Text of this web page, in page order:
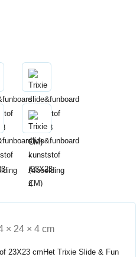
× 24 × 4 cm
23X23 cmHet Trixie Slide & Fun